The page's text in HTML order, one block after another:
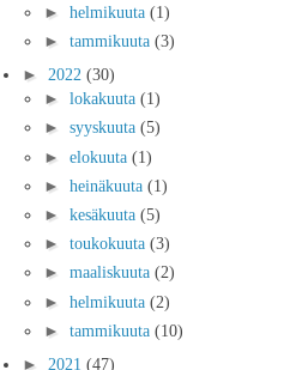
► helmikuuta (1)
► tammikuuta (3)
► 2022 (30)
► lokakuuta (1)
► syyskuuta (5)
► elokuuta (1)
► heinäkuuta (1)
► kesäkuuta (5)
► toukokuuta (3)
► maaliskuuta (2)
► helmikuuta (2)
► tammikuuta (10)
► 2021 (47)